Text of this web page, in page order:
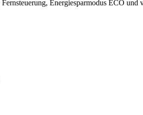
Energiesparmodus ECO und